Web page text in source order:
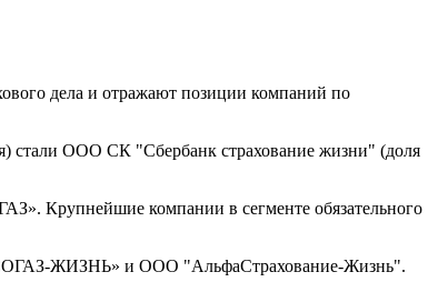
дела и отражают позиции компаний по
стали ООО СК "Сбербанк страхование жизни" (доля
Крупнейшие компании в сегменте обязательного
СОГАЗ-ЖИЗНЬ» и ООО "АльфаСтрахование-Жизнь".